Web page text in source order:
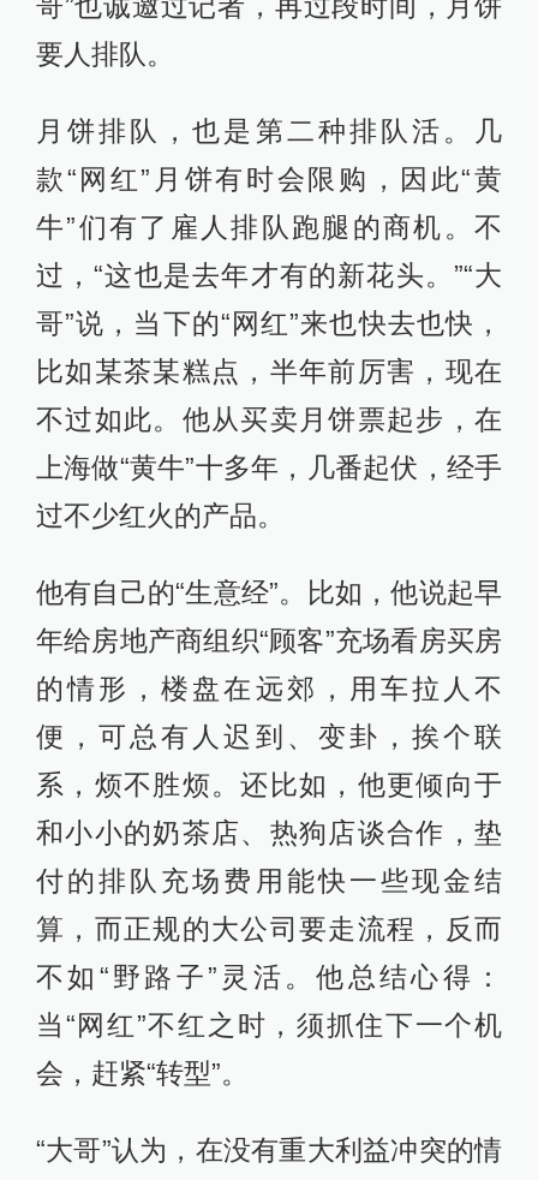
要人排队。
月饼排队，也是第二种排队活。几
款“网红”月饼有时会限购，因此“黄
牛”们有了雇人排队跑腿的商机。不
过，“这也是去年才有的新花头。”“大
哥”说，当下的“网红”来也快去也快，
比如某茶某糕点，半年前厉害，现在
不过如此。他从买卖月饼票起步，在
上海做“黄牛”十多年，几番起伏，经手
过不少红火的产品。
他有自己的“生意经”。比如，他说起早
年给房地产商组织“顾客”充场看房买房
的情形，楼盘在远郊，用车拉人不
便，可总有人迟到、变卦，挨个联
系，烦不胜烦。还比如，他更倾向于
和小小的奶茶店、热狗店谈合作，垫
付的排队充场费用能快一些现金结
算，而正规的大公司要走流程，反而
不如“野路子”灵活。他总结心得：
当“网红”不红之时，须抓住下一个机
会，赶紧“转型”。
“大哥”认为，在没有重大利益冲突的情